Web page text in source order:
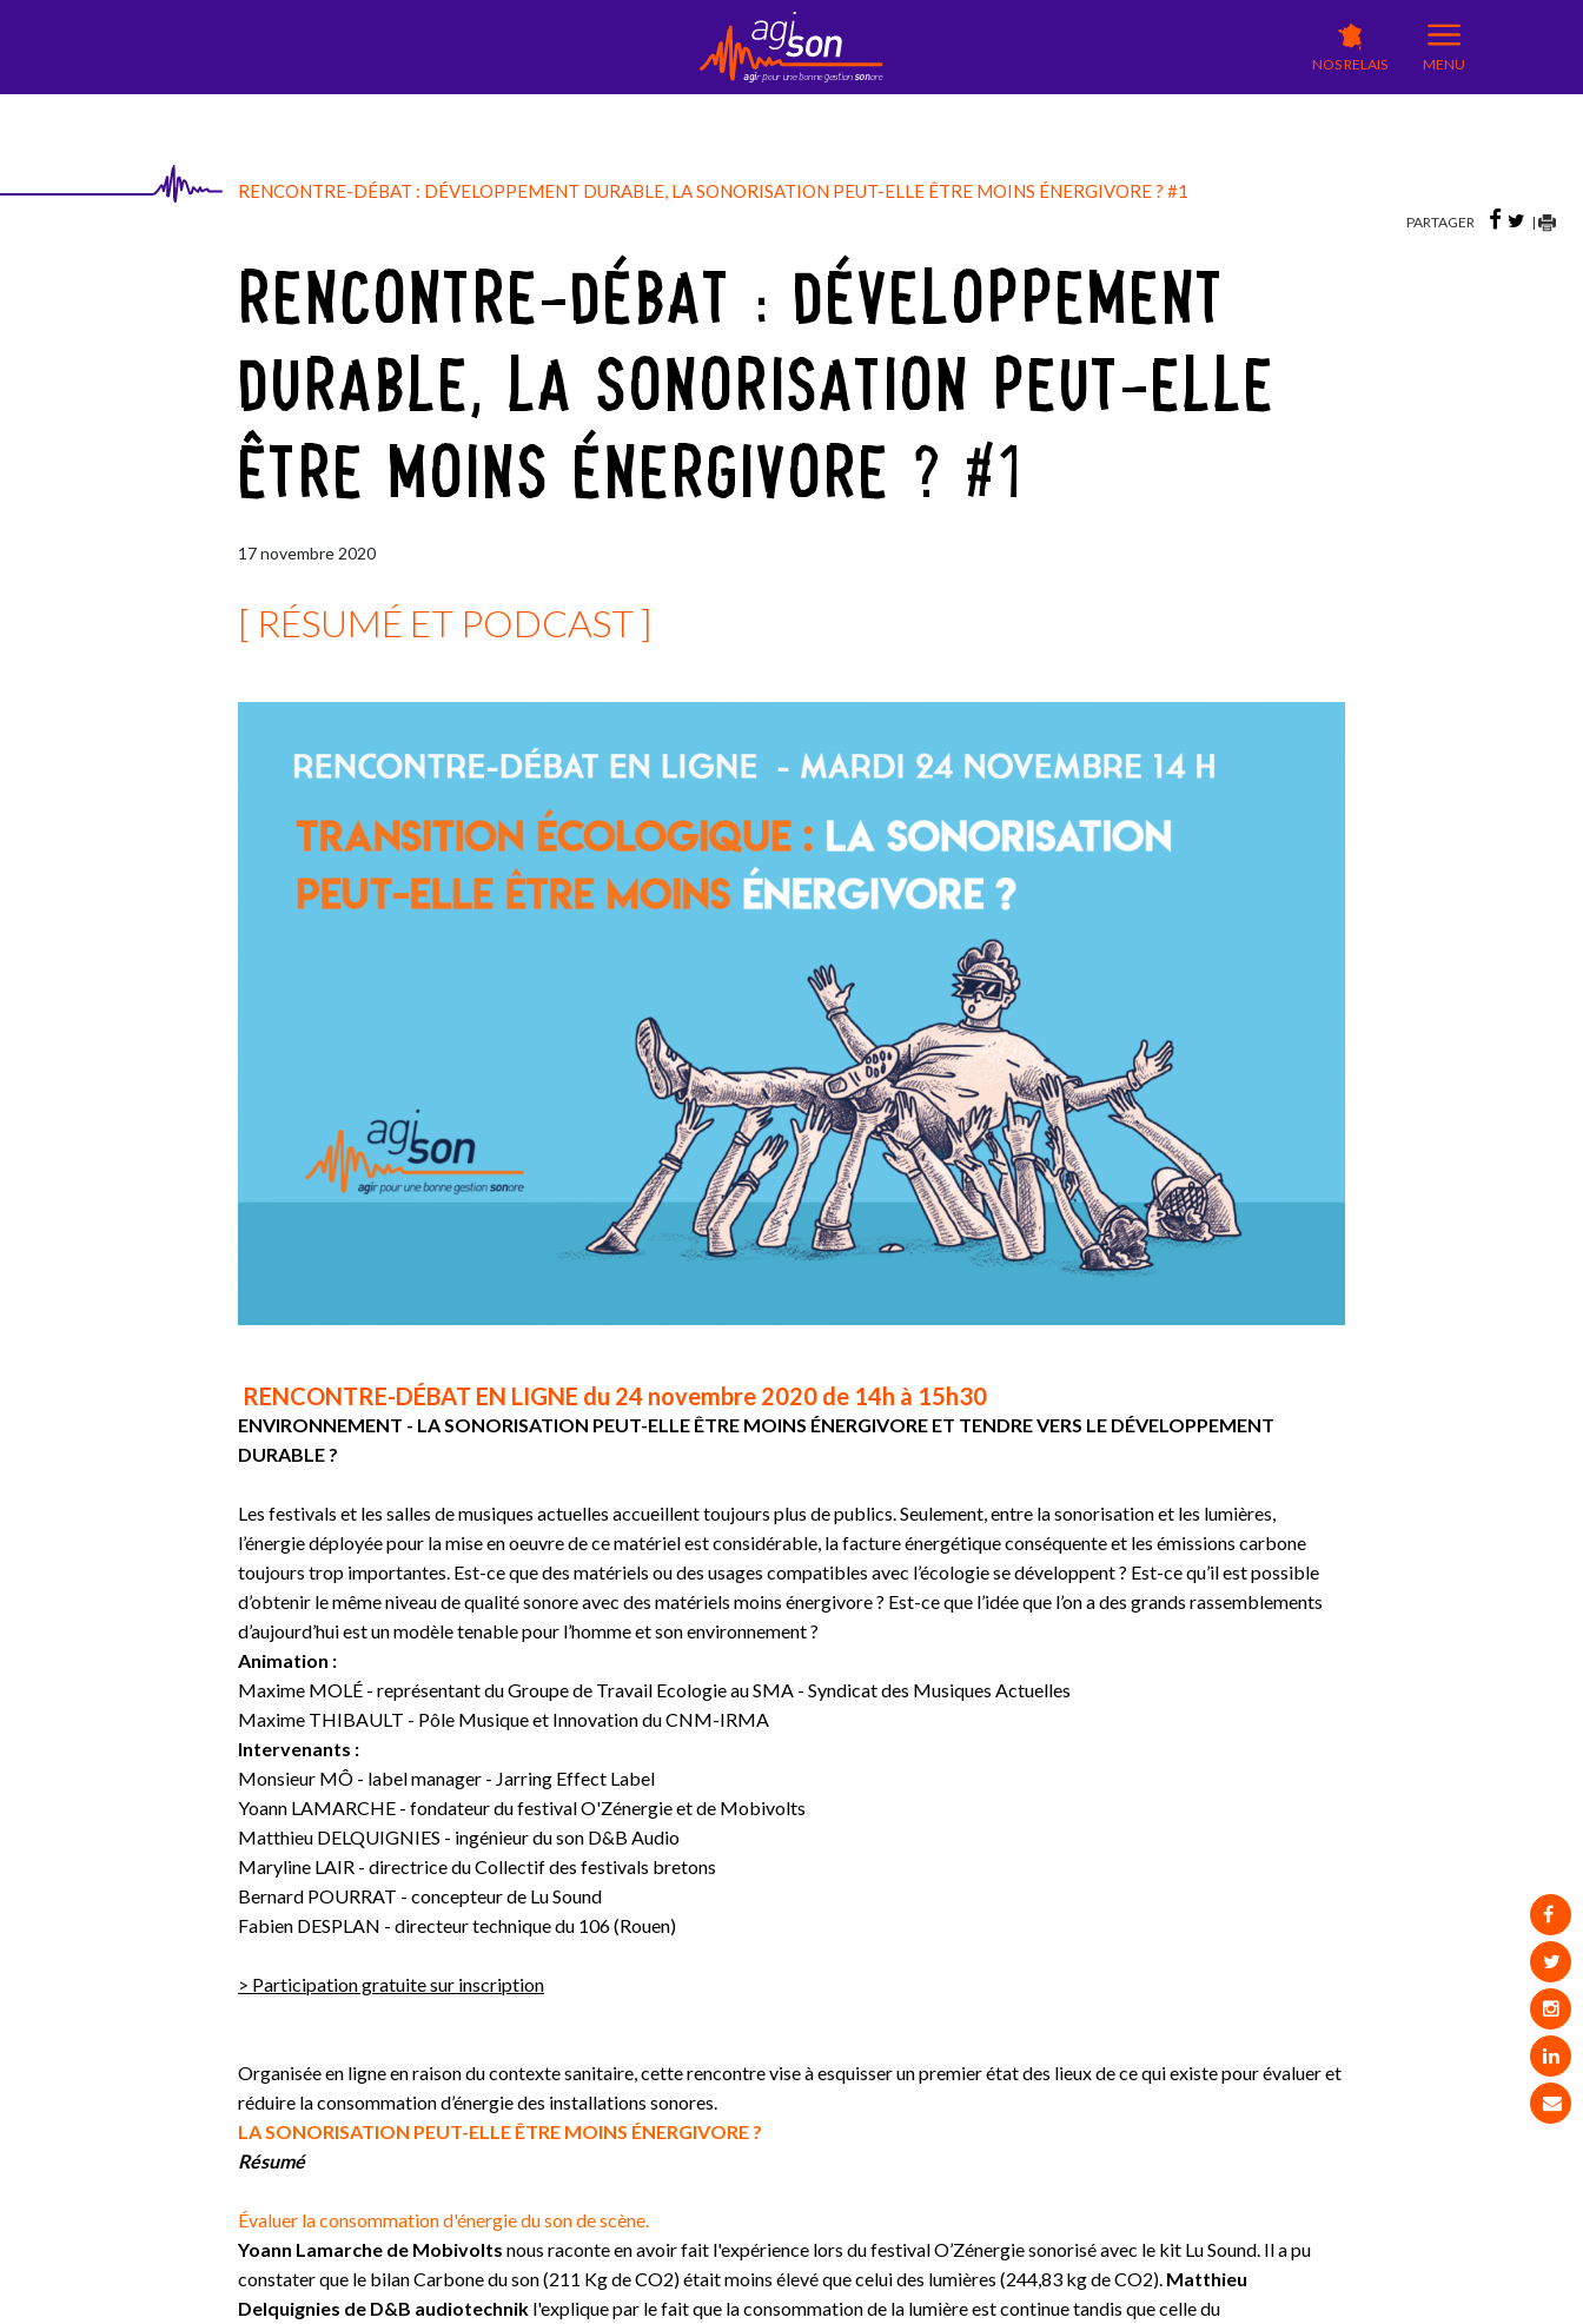
Contact
NOS RELAIS MENU
RENCONTRE-DÉBAT : DÉVELOPPEMENT DURABLE, LA SONORISATION PEUT-ELLE ÊTRE MOINS ÉNERGIVORE ? #1
PARTAGER |
RENCONTRE-DÉBAT : DÉVELOPPEMENT
DURABLE, LA SONORISATION PEUT-ELLE
ÊTRE MOINS ÉNERGIVORE ? #1
17novembre 2020
[ RÉSUMÉ ET PODCAST ]
RENCONTRE-DÉBAT EN LIGNE du 24 novembre 2020 de 14h à 15h30
ENVIRONNEMENT - LA SONORISATION PEUT-ELLE ÊTRE MOINS ÉNERGIVORE ET TENDRE VERS LE DÉVELOPPEMENT
DURABLE ?
Les festivals et les salles de musiques actuelles accueillent toujours plus de publics. Seulement, entre la sonorisation et les lumières,
l’énergie déployée pour la mise en oeuvre de ce matériel est considérable, la facture énergétique conséquente et les émissions carbone
toujours trop importantes. Est-ce que des matériels ou des usages compatibles avec l’écologie se développent ? Est-ce qu’il est possible
d’obtenir le même niveau de qualité sonore avec des matériels moins énergivore ? Est-ce que l’idée que l’on a des grands rassemblements
d’aujourd’hui est un modèle tenable pour l’homme et son environnement ?
Animation :
Maxime MOLÉ - représentant du Groupe de Travail Ecologie au SMA - Syndicat des Musiques Actuelles
Maxime THIBAULT - Pôle Musique et Innovation du CNM-IRMA
Intervenants :
Monsieur MÔ - label manager - Jarring Effect Label
Yoann LAMARCHE - fondateur du festival O'Zénergie et de Mobivolts
Matthieu DELQUIGNIES - ingénieur du son D&B Audio
Maryline LAIR - directrice du Collectif des festivals bretons
Bernard POURRAT - concepteur de Lu Sound
Fabien DESPLAN - directeur technique du 106 (Rouen)
> Participation gratuite sur inscription
Organisée en ligne en raison du contexte sanitaire, cette rencontre vise à esquisserun premier état des lieux de ce qui existe pour évaluer et
réduire la consommation d’énergie des installations sonores.
LA SONORISATION PEUT-ELLE ÊTRE MOINS ÉNERGIVORE ?
Résumé
Évaluer la consommation d'énergie du son de scène.
Yoann Lamarche de Mobivolts nous raconte en avoir fait l'expérience lors du festival O’Zénergie sonorisé avec le kit Lu Sound. Il a pu
constater que le bilan Carbone du son (211 Kg de CO2) était moins élevé que celuides lumières (244,83 kg de CO2). Matthieu
Delquignies de D&B audiotechnik l'explique par le fait que la consommation de la lumière est continue tandis que celle du